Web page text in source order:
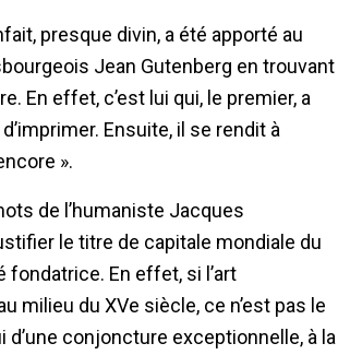
presque divin, a été apporté au
Jean Gutenberg en trouvant
En effet, c’est lui qui, le premier, a
Ensuite, il se rendit à
».
de l’humaniste Jacques
le titre de capitale mondiale du
En effet, si l’art
milieu du XVe siècle, ce n’est pas le
conjoncture exceptionnelle, à la